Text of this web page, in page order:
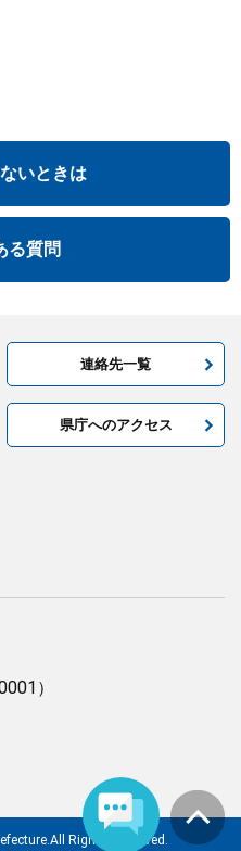
いときは
る質問
連絡先一覧
県庁へのアクセス
）
Rights Reserved.